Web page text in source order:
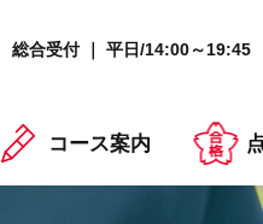
総合受付 ｜ 平日/14:00～
コース案内